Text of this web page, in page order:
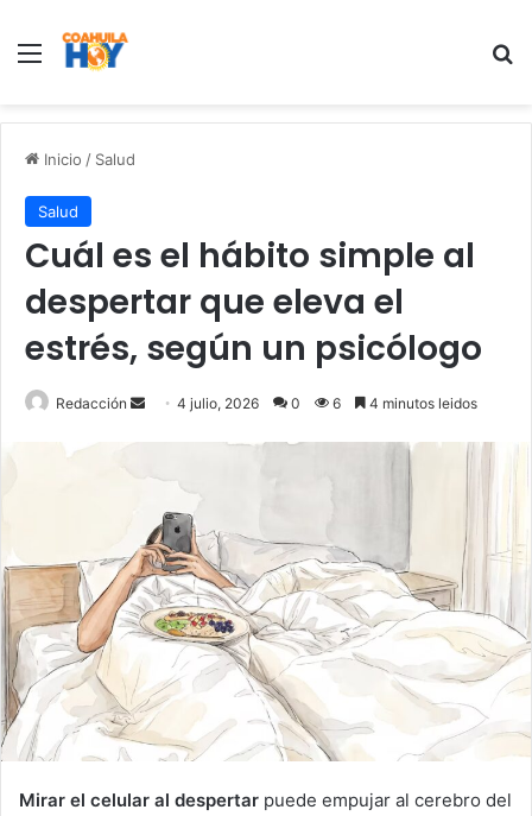
Menu
Inicio / Salud
Salud
Cuál es el hábito simple al
despertar que eleva el
estrés, según un psicólogo
Redacción
n
e
m
a
l
4 julio, 2026 0 6 4 minutos leidos
Mirar el celular al despertar puede empujar al cerebro del